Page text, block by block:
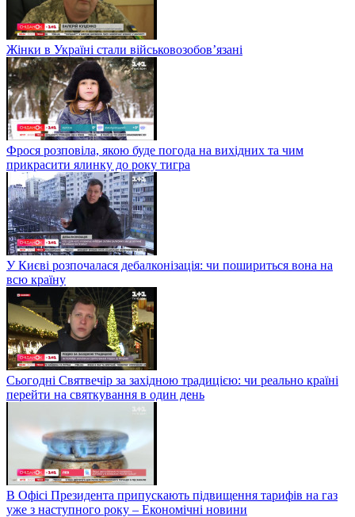
Жінки в Україні стали військовозобов’язані
Фрося розповіла, якою буде погода на вихідних та чим
прикрасити ялинку до року тигра
У Києві розпочалася дебалконізація: чи пошириться вона на
всю країну
Сьогодні Святвечір за західною традицією: чи реально країні
перейти на святкування в один день
В Офісі Президента припускають підвищення тарифів на газ
уже з наступного року – Економічні новини